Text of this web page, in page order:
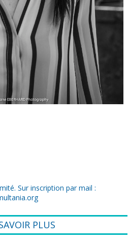
Sur inscription par mail :
PLUS